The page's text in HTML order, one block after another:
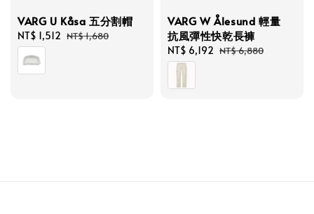
VARG U Kåsa 五分割帽
Sale
price
NT$ 1,512 Regular
NT$ 1,680
VARG W Ålesund 輕量
抗風彈性快乾長褲
Sale
price
NT$ 6,192 Regular
NT$ 6,880